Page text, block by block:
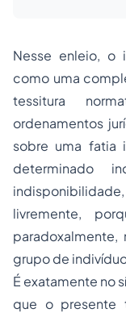
Nesse enleio, o
como uma
tessitura
ordenamentos
sobre uma fatia
determinado
livremente,
grupo de
É exatamente no
que o presente